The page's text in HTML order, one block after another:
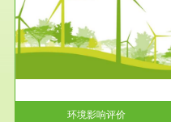
环境影响评价
环保竣工验收
根据《建设项目环境保护管理
例》第十七条 编制环境影响
告书、...